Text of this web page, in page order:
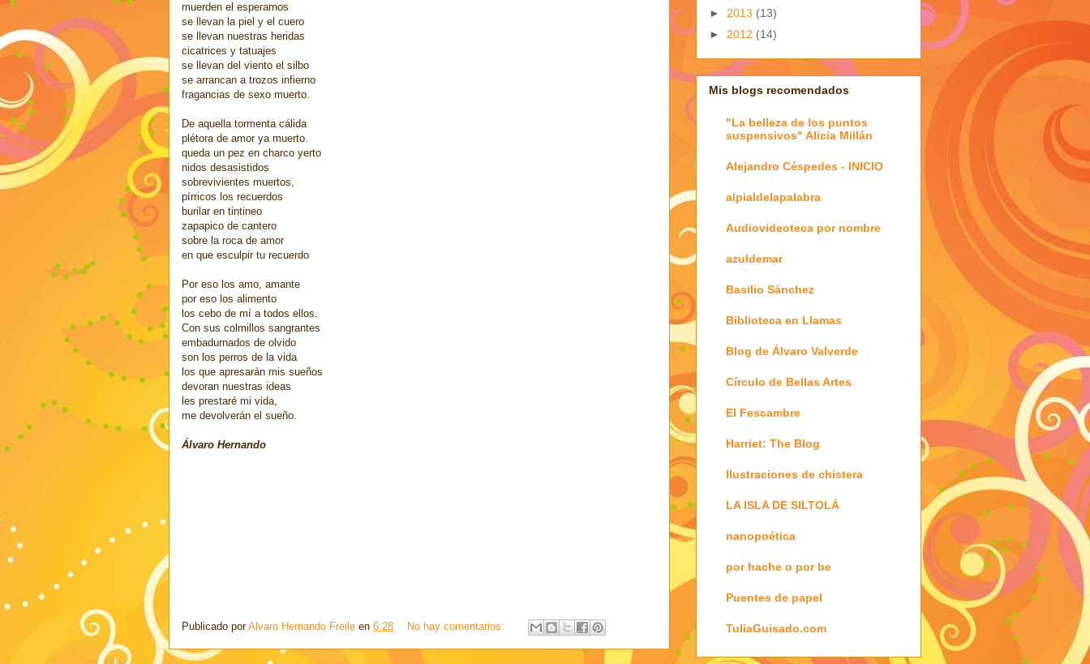
muerden el esperarnos
se llevan la piel y el cuero
se llevan nuestras heridas
cicatrices y tatuajes
se llevan del viento el silbo
se arrancan a trozos infierno
fragancias de sexo muerto.
De aquella tormenta cálida
plétora de amor ya muerto.
queda un pez en charco yerto
nidos desasistidos
sobrevivientes muertos,
pírricos los recuerdos
burilar en tintineo
zapapico de cantero
sobre la roca de amor
en que esculpir tu recuerdo
Por eso los amo, amante
por eso los alimento
los cebo de mí a todos ellos.
Con sus colmillos sangrantes
embadurnados de olvido
son los perros de la vida
los que apresarán mis sueños
devoran nuestras ideas
les prestaré mi vida,
me devolverán el sueño.
Álvaro Hernando
Publicado porAlvaro Hernando Freile en 6:28 No hay comentarios:
► 2013 (13)
► 2012 (14)
Mis blogs recomendados
"La belleza de los puntos
suspensivos" Alicia Millán
Alejandro Céspedes - INICIO
alpialdelapalabra
Audiovideoteca por nombre
azuldemar
Basilio Sánchez
Biblioteca en Llamas
Blog de Álvaro Valverde
Círculo de Bellas Artes
El Fescambre
Harriet: The Blog
Ilustraciones de chistera
LA ISLA DE SILTOLÁ
nanopoética
por hache o por be
Puentes de papel
TuliaGuisado.com